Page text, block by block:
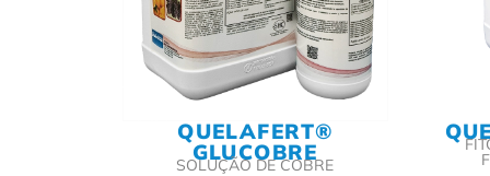
QUELAFERT®
GLUCOBRE
SOLUÇÃO DE COBRE